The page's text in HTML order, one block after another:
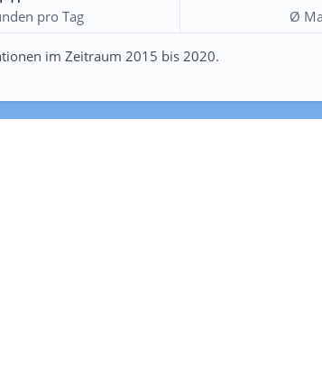
pro Tag Ø
im Zeitraum 2015 bis 2020.